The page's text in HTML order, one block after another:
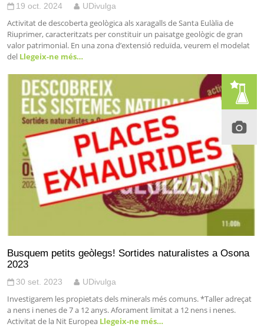
19 oct. 2024 UDivulga
Activitat de descoberta geològica als xaragalls de Santa Eulàlia de
Riuprimer, caracteritzats per constituir un paisatge geològic de gran
valor patrimonial. En una zona d’extensió reduïda, veurem el modelat
del Llegeix-ne més…
Busquem petits geòlegs! Sortides naturalistes a Osona
2023
30 set. 2023 UDivulga
Investigarem les propietats dels minerals més comuns. *Taller adreçat
a nens i nenes de 7 a 12 anys. Aforament limitat a 12 nens i nenes.
Activitat de la Nit Europea Llegeix-ne més…